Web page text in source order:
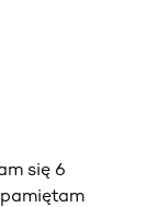
się 6